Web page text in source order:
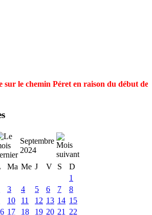
le chemin Péret en raison du début
Septembre
2024
Ma Me J V S
D
1
3 4 5 6 7
8
10 11 12 13 14 15
17 18 19 20 21
22